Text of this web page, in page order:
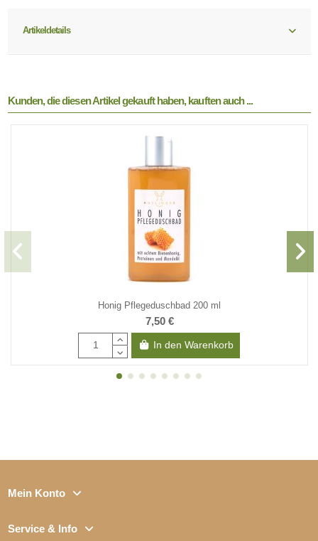
Artikeldetails
Kunden, die diesen Artikel gekauft haben, kauften auch ...
Honig Pflegeduschbad 200 ml
7,50 €
In den Warenkorb
Mein Konto
Service & Info